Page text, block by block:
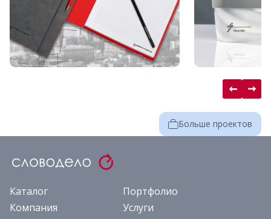
Больше проектов
Каталог
Портфолио
Компания
Услуги